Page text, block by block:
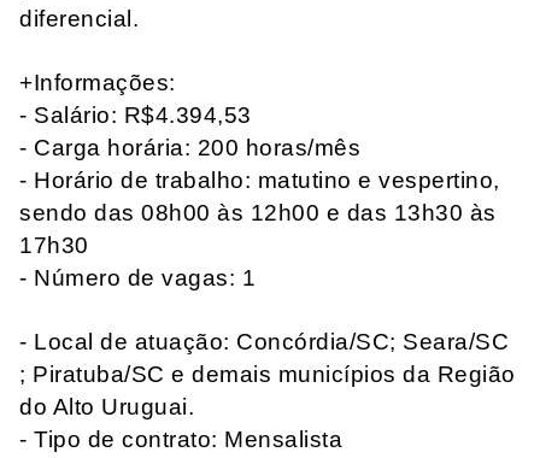
diferencial.
+Informações:
- Salário: R$4.394,53
- Carga horária: 200 horas/mês
- Horário de trabalho: matutino e vespertino,
sendo das 08h00 às 12h00 e das 13h30 às
17h30
- Número de vagas: 1
- Local de atuação: Concórdia/SC; Seara/SC
; Piratuba/SC e demais municípios da Região
do Alto Uruguai.
- Tipo de contrato: Mensalista